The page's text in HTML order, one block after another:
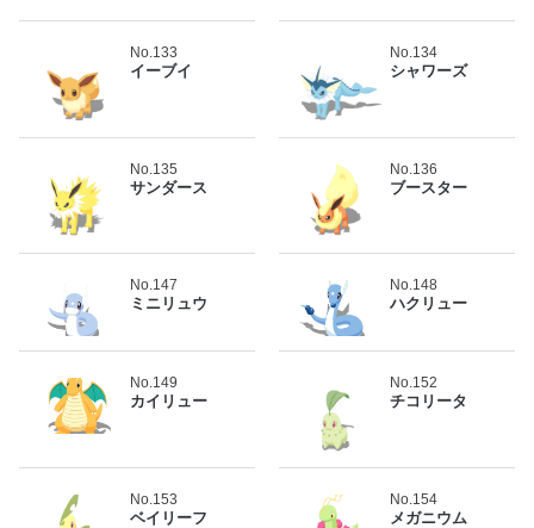
No.133
イーブイ
No.134
シャワーズ
No.135
サンダース
No.136
ブースター
No.147
ミニリュウ
No.148
ハクリュー
No.149
カイリュー
No.152
チコリータ
No.153
ベイリーフ
No.154
メガニウム